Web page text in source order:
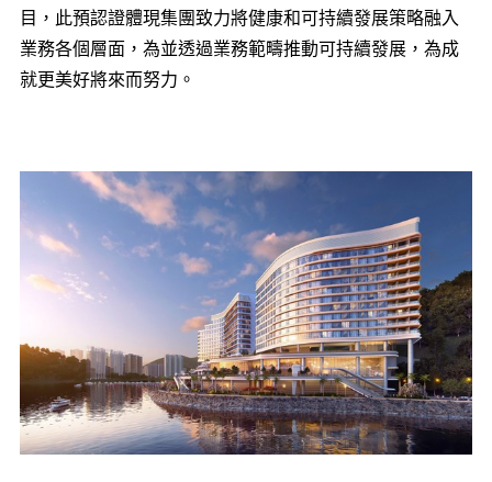
目，此預認證體現集團致力將健康和可持續發展策略融入
業務各個層面，為並透過業務範疇推動可持續發展，為成
就更美好將來而努力。